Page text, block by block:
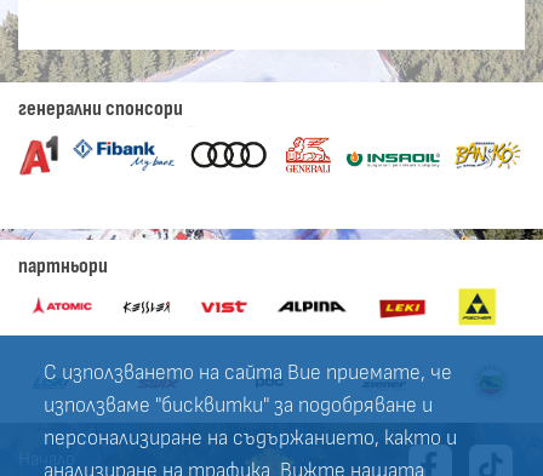
С използването на сайта Вие приемате, че
използваме "бисквитки" за подобряване и
персонализиране на съдържанието, както и
анализиране на трафика. Вижте нашата
генерални спонсори
партньори